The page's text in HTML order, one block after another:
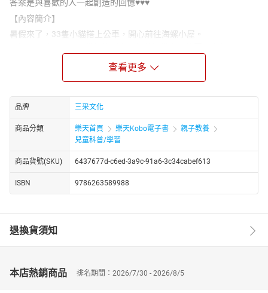
答案是與喜歡的人一起創造的回憶♥♥♥
【內容簡介】
暑假來了，33隻小貓搭上公車，開心前往海螺小屋。
結果忙到太累，不小心在搖椅上睡著了……
於是，幾隻小貓決定出發去尋找「真正的夏天」。
有又冰又大的滾動西瓜、冷颼颼的幽靈偶戲
還有一台超級大電風扇……
「真正的夏天」，到底是什麼模樣？
【本書特色】
每個場景都藏著不同花色的小貓，請細心觀察、享受尋找的樂趣。
3.可愛童趣的畫風
驗。
查看更多
品牌 三采文化
商品分類 樂天首頁 樂天Kobo電子書
親子教養
兒童科普/學習
商品貨號(SKU) 6437677d-c6ed-3a9c-91a6-3c34cabef613
ISBN 9786263589988
退換貨須知
本店熱銷商品 排名期間：2026/7/30 - 2026/8/5